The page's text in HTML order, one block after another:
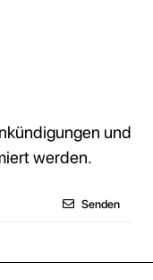
und
werden.
Senden